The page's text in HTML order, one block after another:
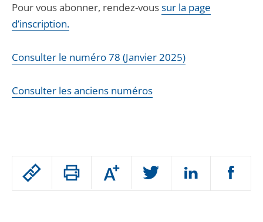
Passer
Augmenter
ou
Pour vous abonner, rendez-voussur la page
d’inscription.
Consulter le numéro 78 (Janvier 2025)
Consulter les anciens numéros